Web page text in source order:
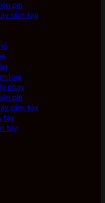
pin
cầm tay
loại
phay
pin
cầm tay
tay
tay